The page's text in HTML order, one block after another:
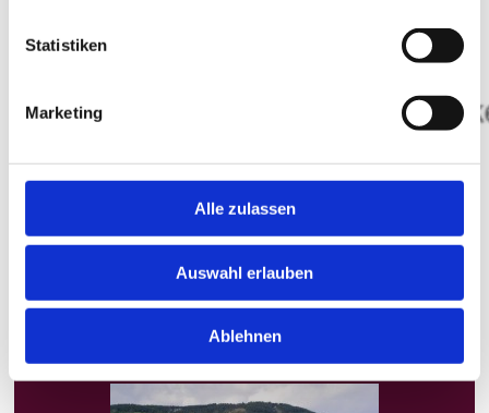
Statistiken
Marketing
Alle zulassen
Auswahl erlauben
Ablehnen
im Frühjahr und Herbst stattfindet ...
die Vinothek ...